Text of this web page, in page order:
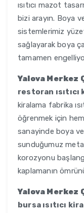
ısıtıcı mazot
bizi arayın. Boya
sistemlerimiz
sağlayarak boya
tamamen
Yalova
restoran ısıtıcı
kiralama fabrika
öğrenmek için
sanayinde boya
sunduğumuz
korozyonu
kaplamanın
Yalova
bursa ısıtıcı